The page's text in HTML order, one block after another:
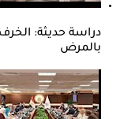
دراسة حديثة:
بالمرض